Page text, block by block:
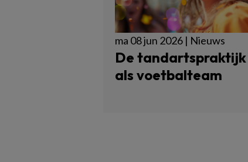
ma 08 jun 2026 | Nieuws
De tandartspraktijk
als voetbalteam